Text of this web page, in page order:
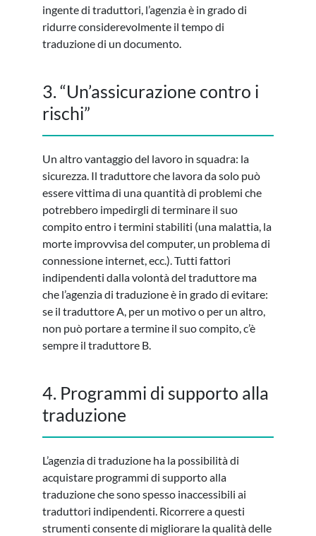
ingente di traduttori, l’agenzia è in grado di
ridurre considerevolmente il tempo di
traduzione di un documento.
3. “Un’assicurazione contro i
rischi”
Un altro vantaggio del lavoro in squadra: la
sicurezza. Il traduttore che lavora da solo può
essere vittima di una quantità di problemi che
potrebbero impedirgli di terminare il suo
compito entro i termini stabiliti (una malattia, la
morte improvvisa del computer, un problema di
connessione internet, ecc.). Tutti fattori
indipendenti dalla volontà del traduttore ma
che l’agenzia di traduzione è in grado di evitare:
se il traduttore A, per un motivo o per un altro,
non può portare a termine il suo compito, c’è
sempre il traduttore B.
4. Programmi di supporto alla
traduzione
L’agenzia di traduzione ha la possibilità di
acquistare programmi di supporto alla
traduzione che sono spesso inaccessibili ai
traduttori indipendenti. Ricorrere a questi
strumenti consente di migliorare la qualità delle